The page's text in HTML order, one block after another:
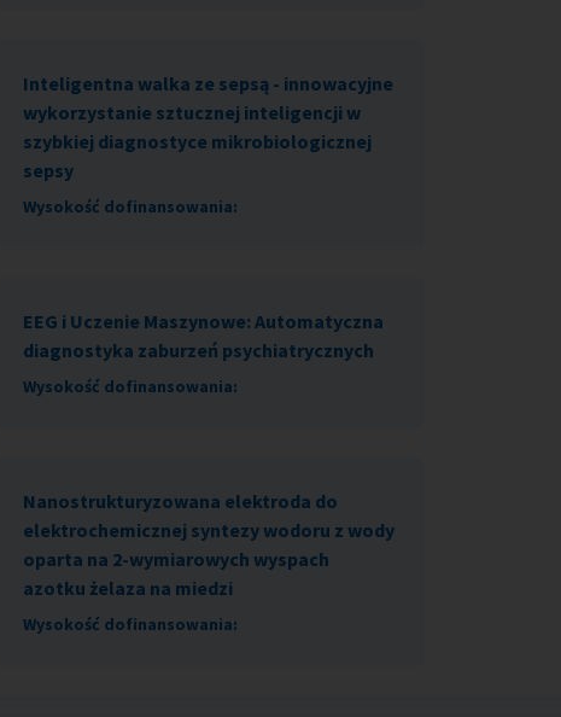
Inteligentna walka ze sepsą - innowacyjne
wykorzystanie sztucznej inteligencji w
szybkiej diagnostyce mikrobiologicznej
sepsy
Wysokość dofinansowania:
EEG i Uczenie Maszynowe: Automatyczna
diagnostyka zaburzeń psychiatrycznych
Wysokość dofinansowania:
Nanostrukturyzowana elektroda do
elektrochemicznej syntezy wodoru z wody
oparta na 2-wymiarowych wyspach
azotku żelaza na miedzi
Wysokość dofinansowania: